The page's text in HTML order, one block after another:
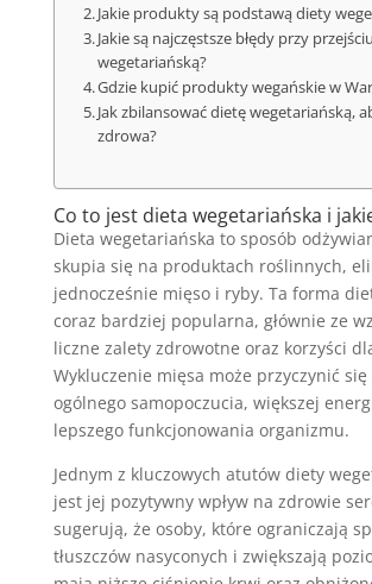
Jakie produkty są podstawą diety
Jakie są najczęstsze błędy przy
wegetariańską?
Gdzie kupić produkty wegańskie w
Jak zbilansować dietę wegetariańską,
zdrowa?
Co to jest dieta wegetariańska i
Dieta wegetariańska to sposób
skupia się na produktach roślinnych,
jednocześnie mięso i ryby. Ta forma
coraz bardziej popularna, głównie ze
liczne zalety zdrowotne oraz korzyści
Wykluczenie mięsa może przyczynić
ogólnego samopoczucia, większej
lepszego funkcjonowania organizmu.
Jednym z kluczowych atutów diety
jest jej pozytywny wpływ na zdrowie
sugerują, że osoby, które ograniczają
tłuszczów nasyconych i zwiększają